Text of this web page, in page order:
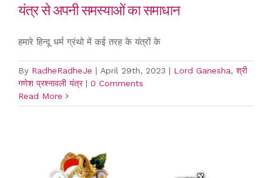
यंत्र से अपनी समस्याओं का समाधान
हमारे हिन्दू धर्म ग्रंथो में कई तरह के यंत्रों के
By RadheRadheJe | April 29th, 2023 | Lord Ganesha, श्री
गणेश प्रश्नावली यंत्र | 0 Comments
Read More